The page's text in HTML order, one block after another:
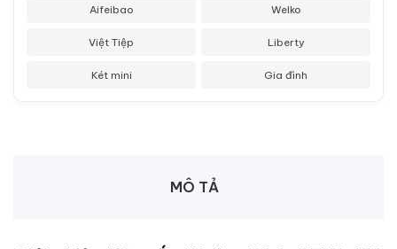
Aifeibao Welko
Việt Tiệp Liberty
Két mini Gia đình
MÔ TẢ